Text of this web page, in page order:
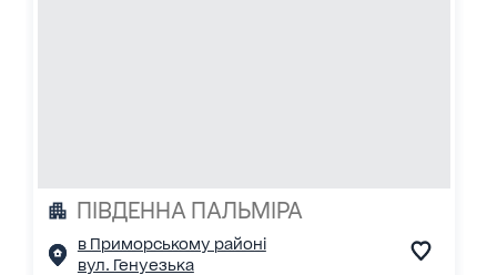
ПІВДЕННА ПАЛЬМІРА
в Приморському районі
вул. Генуезька